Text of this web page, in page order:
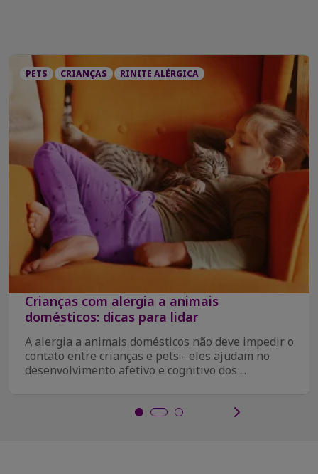
PETS CRIANÇAS RINITE ALÉRGICA
Crianças com alergia a animais
domésticos: dicas para lidar
A alergia a animais domésticos não deve impedir o
contato entre crianças e pets - eles ajudam no
desenvolvimento afetivo e cognitivo dos ...